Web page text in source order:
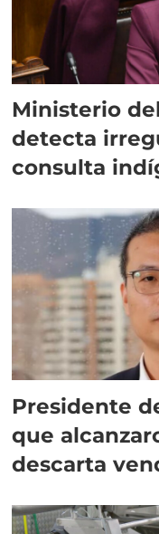
Ministerio
detecta
consulta
Presidente
que
descarta